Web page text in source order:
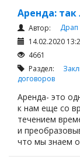
Аренда: так
Автор:
14.02.2020
4661
Раздел:
договоров
Аренда- это
к нам еще со
течением
и
что мы знаем о